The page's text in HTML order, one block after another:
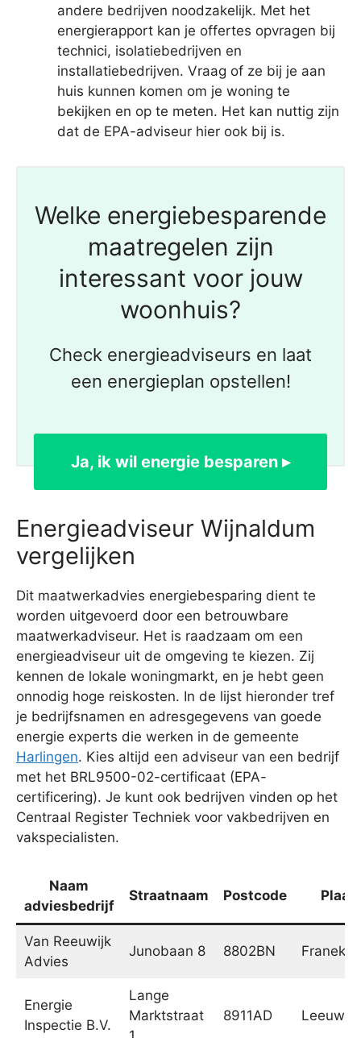
andere bedrijven noodzakelijk. Met het
energierapport kan je offertes opvragen bij
technici, isolatiebedrijven en
installatiebedrijven. Vraag of ze bij je aan
huis kunnen komen om je woning te
bekijken en op te meten. Het kan nuttig zijn
dat de EPA-adviseur hier ook bij is.
Welke energiebesparende
maatregelen zijn
interessant voor jouw
woonhuis?
Check energieadviseurs en laat
een energieplan opstellen!
Ja, ik wil energie besparen ▸
Energieadviseur Wijnaldum
vergelijken
Dit maatwerkadvies energiebesparing dient te
worden uitgevoerd door een betrouwbare
maatwerkadviseur. Het is raadzaam om een
energieadviseur uit de omgeving te kiezen. Zij
kennen de lokale woningmarkt, en je hebt geen
onnodig hoge reiskosten. In de lijst hieronder tref
je bedrijfsnamen en adresgegevens van goede
energie experts die werken in de gemeente
Harlingen. Kies altijd een adviseur van een bedrijf
met het BRL9500-02-certificaat (EPA-
certificering). Je kunt ook bedrijven vinden op het
Centraal Register Techniek voor vakbedrijven en
vakspecialisten.
Naam
adviesbedrijf
Straatnaam Postcode
Van Reeuwijk
Advies
Junobaan 8 8802BN Franeker
Energie
Inspectie B.V.
Lange
Marktstraat
8911AD